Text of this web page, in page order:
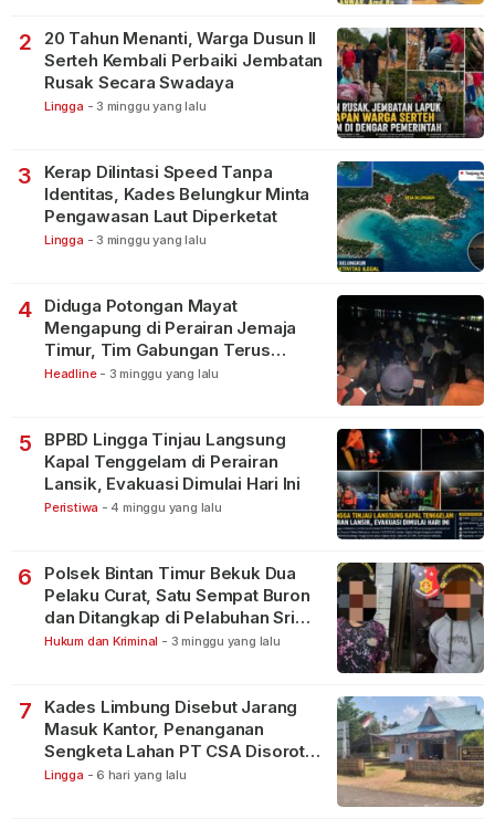
2
20 Tahun Menanti, Warga Dusun II
Serteh Kembali Perbaiki Jembatan
Rusak Secara Swadaya
Lingga - 3 minggu yang lalu
3
Kerap Dilintasi Speed Tanpa
Identitas, Kades Belungkur Minta
Pengawasan Laut Diperketat
Lingga - 3 minggu yang lalu
4
Diduga Potongan Mayat
Mengapung di Perairan Jemaja
Timur, Tim Gabungan Terus
Lakukan Pencarian
Headline - 3 minggu yang lalu
5
BPBD Lingga Tinjau Langsung
Kapal Tenggelam di Perairan
Lansik, Evakuasi Dimulai Hari Ini
Peristiwa - 4 minggu yang lalu
6
Polsek Bintan Timur Bekuk Dua
Pelaku Curat, Satu Sempat Buron
dan Ditangkap di Pelabuhan Sri
Bintan Pura
Hukum dan Kriminal - 3 minggu yang lalu
7
Kades Limbung Disebut Jarang
Masuk Kantor, Penanganan
Sengketa Lahan PT CSA Disorot
Warga
Lingga - 6 hari yang lalu